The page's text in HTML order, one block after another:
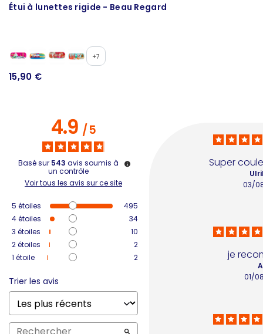
Étui à lunettes rigide - Beau Regard
+7
15,90 €
4.9/5
Basé sur 543 avis soumis à
un contrôle
Voir tous les avis sur ce site
5 étoiles
495
4étoiles
34
3 étoiles
10
2étoiles
2
1 étoile 2
Trier les avis
Super
03/
je
01/